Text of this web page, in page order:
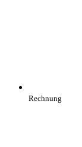
Rechnung